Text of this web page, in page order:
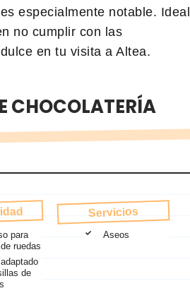
especialmente notable. Ideal
no cumplir con las
en tu visita a Altea.
CHOCOLATERÍA
para
ruedas
de
Servicios
Aseos